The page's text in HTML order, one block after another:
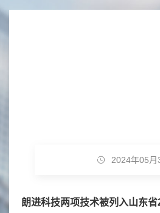
2024年05月
朗进科技两项技术被列入山东